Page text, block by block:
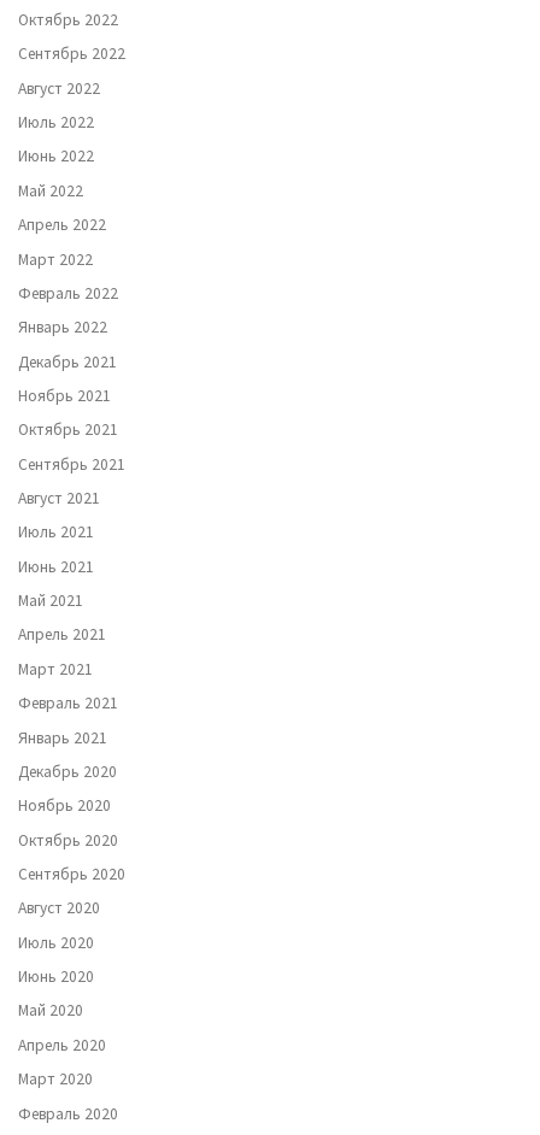
Октябрь 2022
Сентябрь 2022
Август 2022
Июль 2022
Июнь 2022
Май 2022
Апрель 2022
Март 2022
Февраль 2022
Январь 2022
Декабрь 2021
Ноябрь 2021
Октябрь 2021
Сентябрь 2021
Август 2021
Июль 2021
Июнь 2021
Май 2021
Апрель 2021
Март 2021
Февраль 2021
Январь 2021
Декабрь 2020
Ноябрь 2020
Октябрь 2020
Сентябрь 2020
Август 2020
Июль 2020
Июнь 2020
Май 2020
Апрель 2020
Март 2020
Февраль 2020